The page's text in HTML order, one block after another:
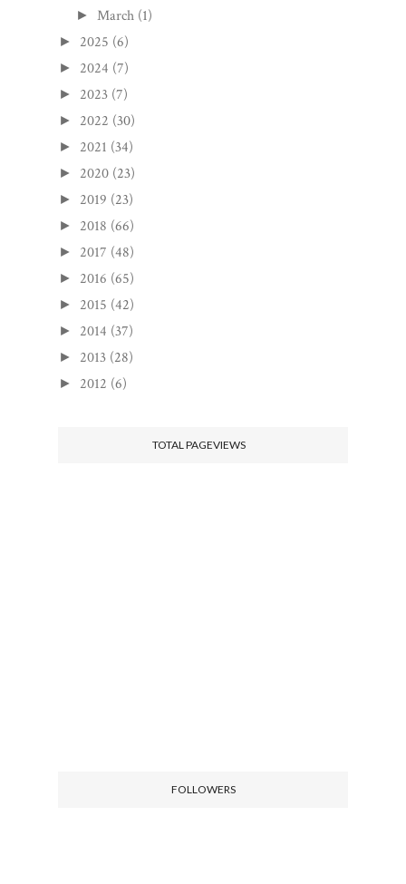
► March (1)
► 2025 (6)
► 2024 (7)
► 2023 (7)
► 2022 (30)
► 2021 (34)
► 2020 (23)
► 2019 (23)
► 2018 (66)
► 2017 (48)
► 2016 (65)
► 2015 (42)
► 2014 (37)
► 2013 (28)
► 2012 (6)
TOTAL PAGEVIEWS
FOLLOWERS